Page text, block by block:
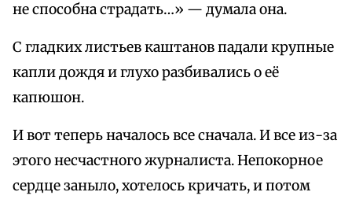
не способна страдать…» — думала она.
С гладких листьев каштанов падали крупные
капли дождя и глухо разбивались о её
капюшон.
И вот теперь началось все сначала. И все из-за
этого несчастного журналиста. Непокорное
сердце заныло, хотелось кричать, и потом